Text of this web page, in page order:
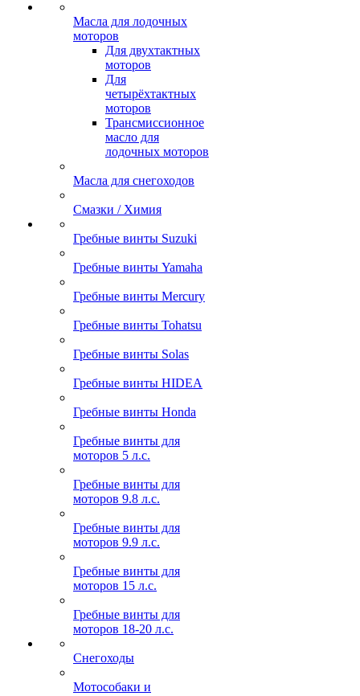
Масла для лодочных
моторов
Для двухтактных
моторов
Для
четырёхтактных
моторов
Трансмиссионное
масло для
лодочных моторов
Масла для снегоходов
Смазки / Химия
Гребные винты Suzuki
Гребные винты Yamaha
Гребные винты Mercury
Гребные винты Tohatsu
Гребные винты Solas
Гребные винты HIDEA
Гребные винты Honda
Гребные винты для
моторов 5 л.с.
Гребные винты для
моторов 9.8 л.с.
Гребные винты для
моторов 9.9 л.с.
Гребные винты для
моторов 15 л.с.
Гребные винты для
моторов 18-20 л.с.
Снегоходы
Мотособаки и